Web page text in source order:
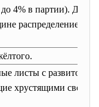
4% в партии).
распределение
листы с развитой
хрустящими